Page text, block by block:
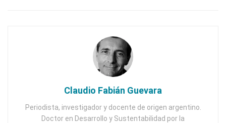
Claudio Fabián Guevara
Periodista, investigador y docente de origen argentino.
Doctor en Desarrollo y Sustentabilidad por la